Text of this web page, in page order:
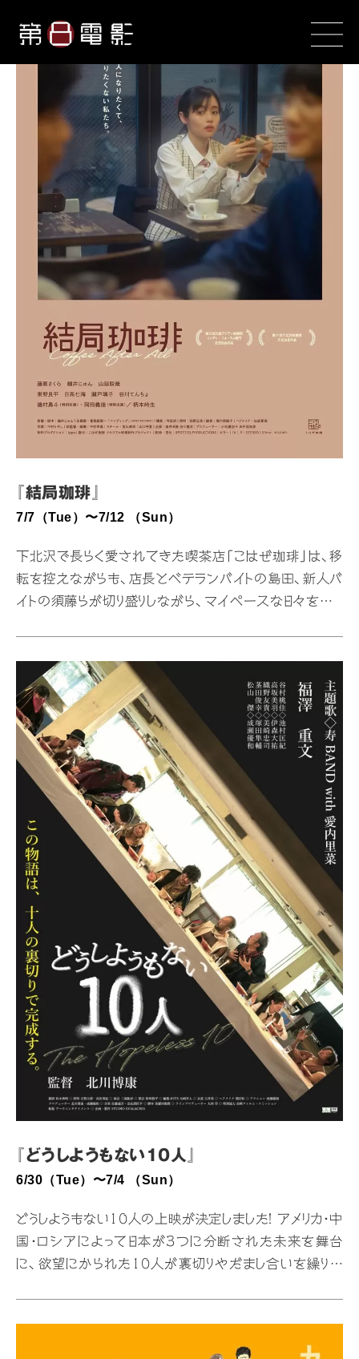
『結局珈琲』
7/7（Tue）〜7/12 （Sun）
下北沢で長らく愛されてきた喫茶店「こはぜ珈琲」は、移
転を控えながらも、店長とベテランバイトの島田、新人バ
イトの須藤らが切り盛りしながら、マイペースな日々を送っ
そのほかの常連客や店員たちの間では、少し奇妙でさま
ざまな関係性が生まれていくが、それによって青木の中
でも、変わっていくものと変わらないものがあった。 7/9
には舞台挨拶も開催予定
第8電影最後の作品となりま
す
7/7（Tue）〜7/12 （Sun）
平日19:30〜 土日
祝18:00〜
料金1600円
『どうしようもない10人』
6/30（Tue）〜7/4 （Sun）
どうしようもない10人の上映が決定しました！ アメリカ・中
国・ロシアによって日本が3つに分断された未来を舞台
に、欲望にかられた10⼈が裏切りやだまし合いを繰り広
になるマンズを売って莫大な金を手にするが、天狗のお面